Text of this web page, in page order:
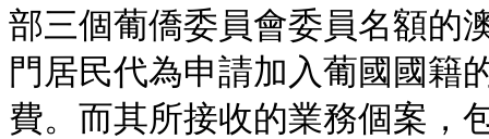
部三個葡僑委員會委員名額的
門居民代為申請加入葡國國籍
費。而其所接收的業務個案，